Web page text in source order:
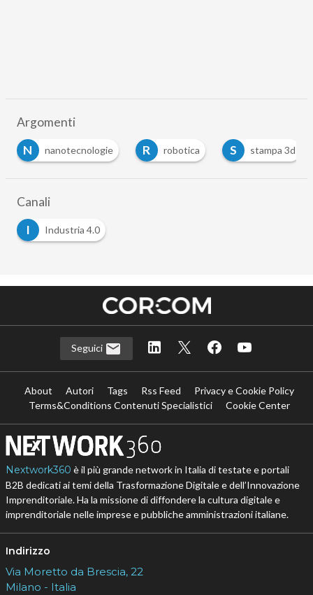
Argomenti
N
nanotecnologie R robotica S stampa 3d
Canali
I
Industria 4.0
Seguici
About Autori Tags Rss Feed
Privacy e Cookie Policy
Terms&Conditions Contenuti Specialistici
Cookie Center
Nextwork360 è il più grande network in Italia di testate e portali
B2B dedicati ai temi della Trasformazione Digitale e dell’Innovazione
Imprenditoriale. Ha la missione di diffondere la cultura digitale e
imprenditoriale nelle imprese e pubbliche amministrazioni italiane.
Indirizzo
Via Moretto da Brescia, 22
Milano - Italia